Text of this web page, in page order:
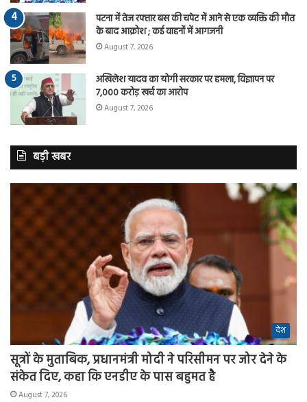
पटना में तेज रफ्तार बस की चपेट में आने से एक व्यक्ति की मौत
के बाद आक्रोश ; कई वाहनों में आगजनी
August 7, 2026
अखिलेश यादव का योगी सरकार पर हमला, विज्ञापन पर
7,000 करोड़ खर्च का आरोप
August 7, 2026
बड़ी खबर
देश
सूत्रों के मुताबिक, प्रधानमंत्री मोदी ने परिसीमन पर जोर देने के
संकेत दिए, कहा कि एनडीए के पास बहुमत है
August 7, 2026